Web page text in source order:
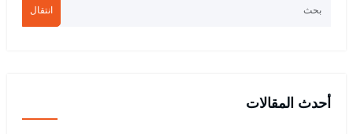
انتقال
أحدث المقالات